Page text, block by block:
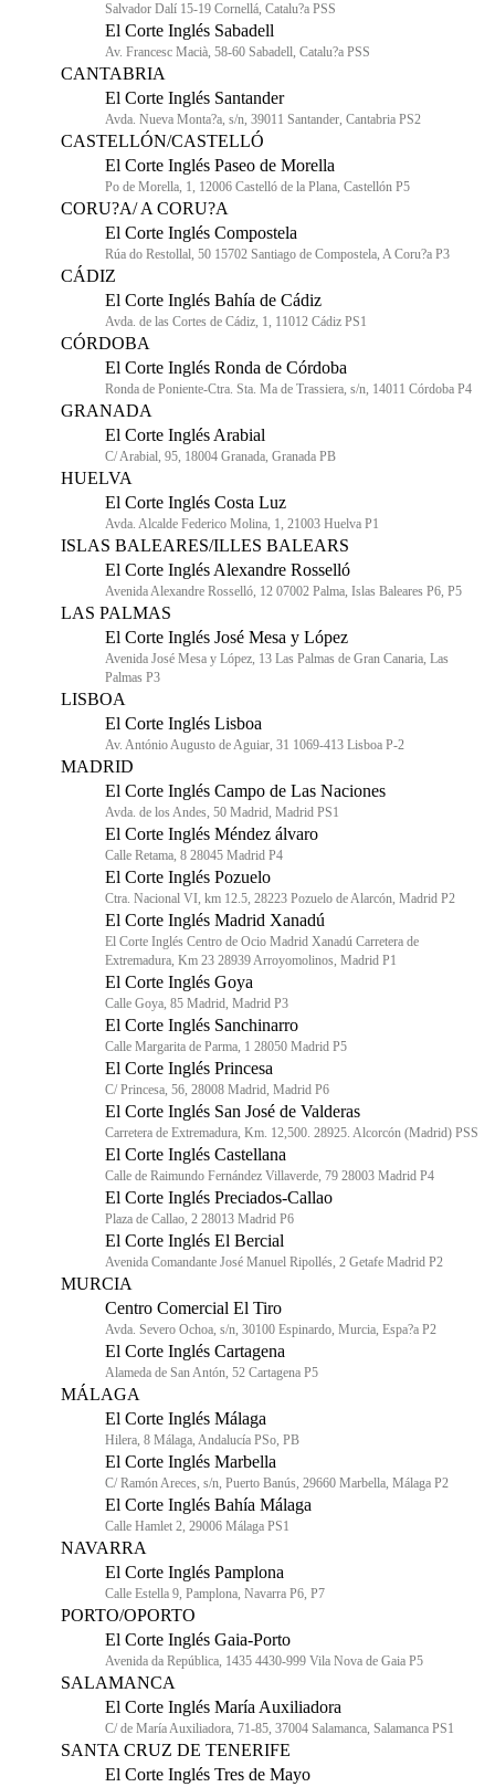
Salvador Dalí 15-19 Cornellá, Catalu?a PSS
El Corte Inglés Sabadell
Av. Francesc Macià, 58-60 Sabadell, Catalu?a PSS
CANTABRIA
El Corte Inglés Santander
Avda. Nueva Monta?a, s/n, 39011 Santander, Cantabria PS2
CASTELLÓN/CASTELLÓ
El Corte Inglés Paseo de Morella
Po de Morella, 1, 12006 Castelló de la Plana, Castellón P5
CORU?A/ A CORU?A
El Corte Inglés Compostela
Rúa do Restollal, 50 15702 Santiago de Compostela, A Coru?a P3
CÁDIZ
El Corte Inglés Bahía de Cádiz
Avda. de las Cortes de Cádiz, 1, 11012 Cádiz PS1
CÓRDOBA
El Corte Inglés Ronda de Córdoba
Ronda de Poniente-Ctra. Sta. Ma de Trassiera, s/n, 14011 Córdoba P4
GRANADA
El Corte Inglés Arabial
C/ Arabial, 95, 18004 Granada, Granada PB
HUELVA
El Corte Inglés Costa Luz
Avda. Alcalde Federico Molina, 1, 21003 Huelva P1
ISLAS BALEARES/ILLES BALEARS
El Corte Inglés Alexandre Rosselló
Avenida Alexandre Rosselló, 12 07002 Palma, Islas Baleares P6, P5
LAS PALMAS
El Corte Inglés José Mesa y López
Avenida José Mesa y López, 13 Las Palmas de Gran Canaria, Las
Palmas P3
LISBOA
El Corte Inglés Lisboa
Av. António Augusto de Aguiar, 31 1069-413 Lisboa P-2
MADRID
El Corte Inglés Campo de Las Naciones
Avda. de los Andes, 50 Madrid, Madrid PS1
El Corte Inglés Méndez álvaro
Calle Retama, 8 28045 Madrid P4
El Corte Inglés Pozuelo
Ctra. Nacional VI, km 12.5, 28223 Pozuelo de Alarcón, Madrid P2
El Corte Inglés Madrid Xanadú
El Corte Inglés Centro de Ocio Madrid Xanadú Carretera de
Extremadura, Km 23 28939 Arroyomolinos, Madrid P1
El Corte Inglés Goya
Calle Goya, 85 Madrid, Madrid P3
El Corte Inglés Sanchinarro
Calle Margarita de Parma, 1 28050 Madrid P5
El Corte Inglés Princesa
C/ Princesa, 56, 28008 Madrid, Madrid P6
El Corte Inglés San José de Valderas
Carretera de Extremadura, Km. 12,500. 28925. Alcorcón (Madrid) PSS
El Corte Inglés Castellana
Calle de Raimundo Fernández Villaverde, 79 28003 Madrid P4
El Corte Inglés Preciados-Callao
Plaza de Callao, 2 28013 Madrid P6
El Corte Inglés El Bercial
Avenida Comandante José Manuel Ripollés, 2 Getafe Madrid P2
MURCIA
Centro Comercial El Tiro
Avda. Severo Ochoa, s/n, 30100 Espinardo, Murcia, Espa?a P2
El Corte Inglés Cartagena
Alameda de San Antón, 52 Cartagena P5
MÁLAGA
El Corte Inglés Málaga
Hilera, 8 Málaga, Andalucía PSo, PB
El Corte Inglés Marbella
C/ Ramón Areces, s/n, Puerto Banús, 29660 Marbella, Málaga P2
El Corte Inglés Bahía Málaga
Calle Hamlet 2, 29006 Málaga PS1
NAVARRA
El Corte Inglés Pamplona
Calle Estella 9, Pamplona, Navarra P6, P7
PORTO/OPORTO
El Corte Inglés Gaia-Porto
Avenida da República, 1435 4430-999 Vila Nova de Gaia P5
SALAMANCA
El Corte Inglés María Auxiliadora
C/ de María Auxiliadora, 71-85, 37004 Salamanca, Salamanca PS1
SANTA CRUZ DE TENERIFE
El Corte Inglés Tres de Mayo